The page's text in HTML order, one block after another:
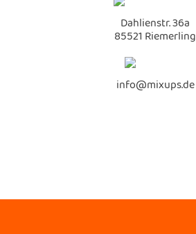
Dahlienstr. 36a
85521 Riemerling
info@mixups.de